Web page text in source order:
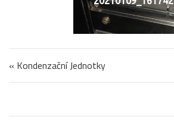
Navigace pro příspěvek
« Kondenzační Jednotky